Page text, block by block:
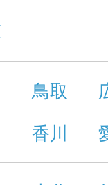
鳥取
香川